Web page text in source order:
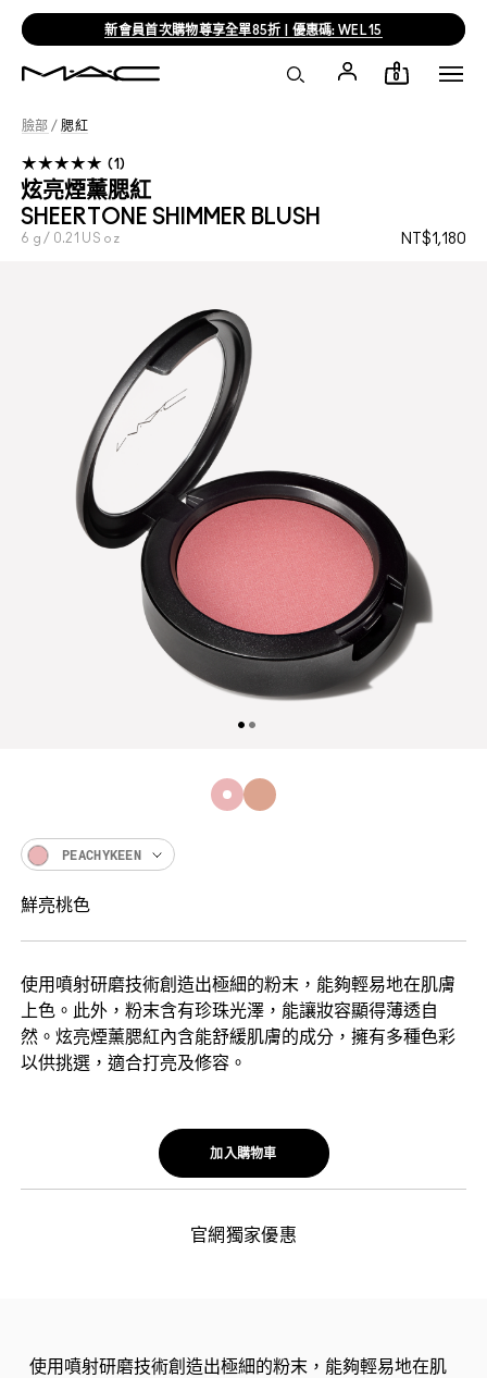
新會員首次購物尊享全單85折 | 優惠碼: WEL15
0
臉部 / 腮紅
炫亮煙薰腮紅
SHEERTONE SHIMMER BLUSH
NT$1,180
6 g / 0.21 US oz
1
使用噴射研磨技術創造出極細的粉末，能夠輕易地在肌膚
上色。此外，粉末含有珍珠光澤，能讓妝容顯得薄透自
然。炫亮煙薰腮紅內含能舒緩肌膚的成分，擁有多種色彩
以供挑選，適合打亮及修容。
PEACHYKEEN
鮮亮桃色
加入購物車
官網獨家優惠
使用噴射研磨技術創造出極細的粉末，能夠輕易地在肌